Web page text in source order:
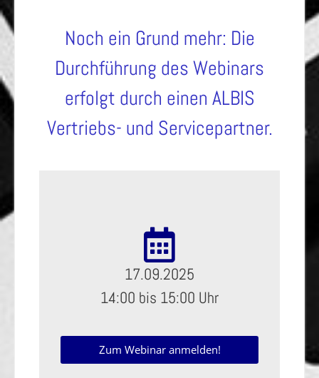
Noch ein Grund mehr: Die
Durchführung des Webinars
erfolgt durch einen ALBIS
Vertriebs- und Servicepartner.
17.09.2025
14:00 bis 15:00 Uhr
Zum Webinar anmelden!